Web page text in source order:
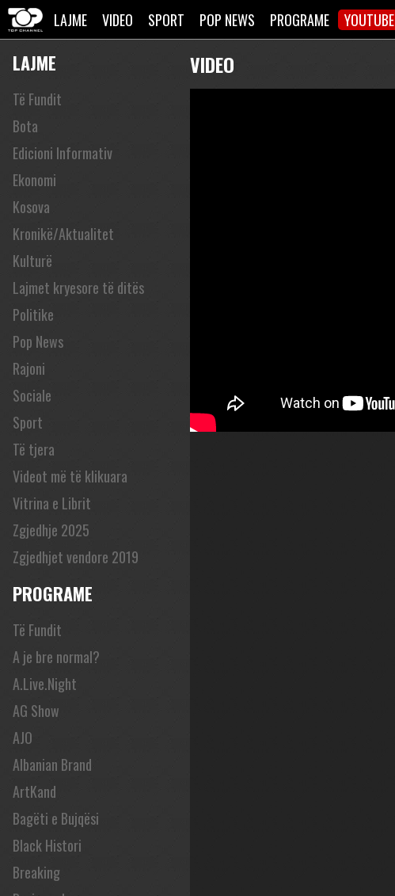
LAJME VIDEO SPORT POP NEWS PROGRAME YOUTUBE
LAJME
Të Fundit
Bota
Edicioni Informativ
Ekonomi
Kosova
Kronikë/Aktualitet
Kulturë
Lajmet kryesore të ditës
Politike
Pop News
Rajoni
Sociale
Sport
Të tjera
Videot më të klikuara
Vitrina e Librit
Zgjedhje 2025
Zgjedhjet vendore 2019
PROGRAME
Të Fundit
A je bre normal?
A.Live.Night
AG Show
AJO
Albanian Brand
ArtKand
Bagëti e Bujqësi
Black Histori
Breaking
VIDEO